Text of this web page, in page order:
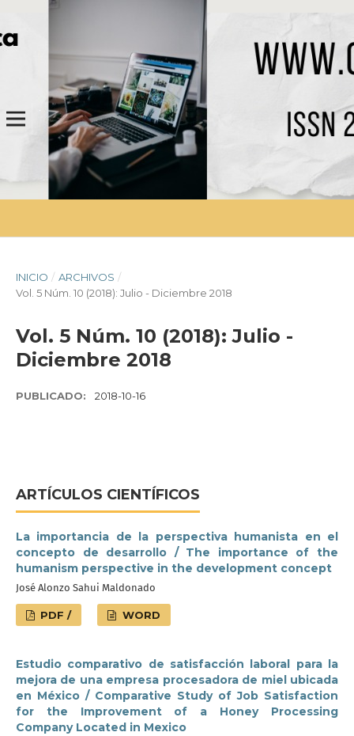
INICIO / ARCHIVOS /
Vol. 5 Núm. 10 (2018): Julio - Diciembre 2018
Vol. 5 Núm. 10 (2018): Julio -
Diciembre 2018
PUBLICADO: 2018-10-16
ARTÍCULOS CIENTÍFICOS
La importancia de la perspectiva humanista en el
concepto de desarrollo / The importance of the
humanism perspective in the development concept
José Alonzo Sahui Maldonado
PDF / WORD
Estudio comparativo de satisfacción laboral para la
mejora de una empresa procesadora de miel ubicada
en México / Comparative Study of Job Satisfaction
for the Improvement of a Honey Processing
Company Located in Mexico